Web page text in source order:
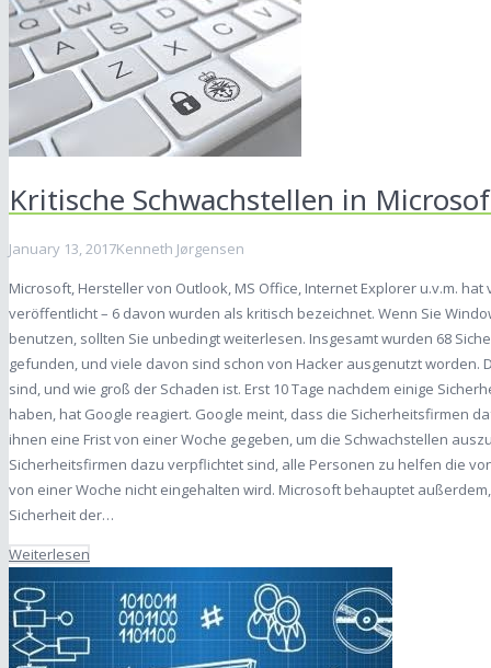
Kritische Schwachstellen in
January 13, 2017Kenneth Jørgensen
Microsoft, Hersteller von Outlook, MS Office, Internet Explorer u.v.m.
veröffentlicht – 6 davon wurden als kritisch bezeichnet. Wenn Sie
benutzen, sollten Sie unbedingt weiterlesen. Insgesamt wurden 68
gefunden, und viele davon sind schon von Hacker ausgenutzt
sind, und wie groß der Schaden ist. Erst 10 Tage nachdem einige
haben, hat Google reagiert. Google meint, dass die Sicherheitsfirmen
ihnen eine Frist von einer Woche gegeben, um die Schwachstellen
Sicherheitsfirmen dazu verpflichtet sind, alle Personen zu helfen die
von einer Woche nicht eingehalten wird. Microsoft behauptet
Sicherheit der…
Weiterlesen